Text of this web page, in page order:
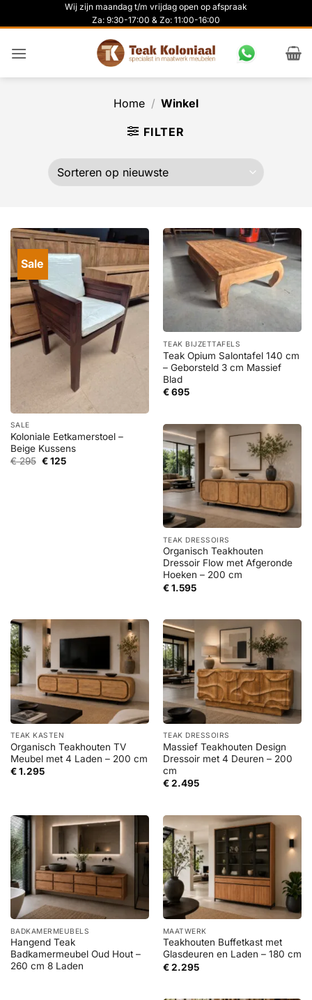
naar
Wij zijn maandag t/m vrijdag open op afspraak
Za: 9:30-17:00 & Zo: 11:00-16:00
Home / Winkel
FILTER
Sale
SALE
Koloniale Eetkamerstoel –
Beige Kussens
€295 Oorspronkelijke
€125Huidige
TEAK BIJZETTAFELS
Teak Opium Salontafel 140 cm
– Geborsteld 3 cm Massief
Blad
€695
TEAK DRESSOIRS
Organisch Teakhouten
Dressoir Flow met Afgeronde
Hoeken – 200 cm
€1.595
TEAK KASTEN
Organisch Teakhouten TV
Meubel met 4 Laden – 200 cm
€1.295
TEAK DRESSOIRS
Massief Teakhouten Design
Dressoir met 4 Deuren – 200
cm
€2.495
BADKAMERMEUBELS
Hangend Teak
Badkamermeubel Oud Hout –
260 cm 8 Laden
MAATWERK
Teakhouten Buffetkast met
Glasdeuren en Laden – 180 cm
€2.295